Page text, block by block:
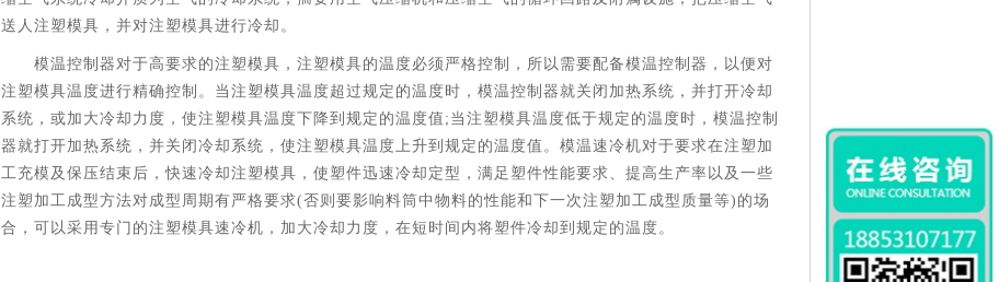
送人注塑模具，并对注塑模具进行冷却。
模温控制器对于高要求的注塑模具，注塑模具的温度必须严格控制，所以需要配备模温控制器，以便对
注塑模具温度进行精确控制。当注塑模具温度超过规定的温度时，模温控制器就关闭加热系统，并打开冷却
系统，或加大冷却力度，使注塑模具温度下降到规定的温度值;当注塑模具温度低于规定的温度时，模温控制
器就打开加热系统，并关闭冷却系统，使注塑模具温度上升到规定的温度值。模温速冷机对于要求在注塑加
工充模及保压结束后，快速冷却注塑模具，使塑件迅速冷却定型，满足塑件性能要求、提高生产率以及一些
注塑加工成型方法对成型周期有严格要求(否则要影响料筒中物料的性能和下一次注塑加工成型质量等)的场
合，可以采用专门的注塑模具速冷机，加大冷却力度，在短时间内将塑件冷却到规定的温度。